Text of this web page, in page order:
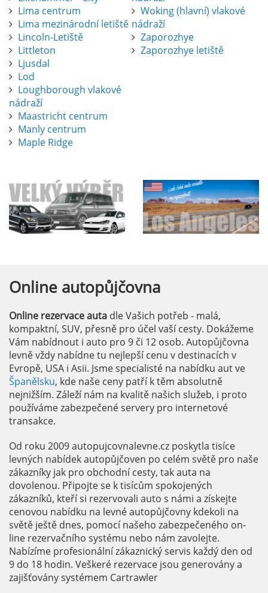
Lima centrum
Lima mezinárodní letiště
Lincoln-Letiště
Littleton
Ljusdal
Lod
Loughborough vlakové
nádraží
Maastricht centrum
Manly centrum
Maple Ridge
Woking (hlavní) vlakové
nádraží
Zaporozhye
Zaporozhye letiště
Online autopůjčovna
Online rezervace auta dle Vašich potřeb - malá,
kompaktní, SUV, přesně pro účel vaší cesty. Dokážeme
Vám nabídnout i auto pro 9 či 12 osob. Autopůjčovna
levně vždy nabídne tu nejlepší cenu v destinacích v
Evropě, USA i Asii. Jsme specialisté na nabídku aut ve
Španělsku, kde naše ceny patří k těm absolutně
nejnižším. Záleží nám na kvalitě našich služeb, i proto
používáme zabezpečené servery pro internetové
transakce.
Od roku 2009 autopujcovnalevne.cz poskytla tisíce
levných nabídek autopůjčoven po celém světě pro naše
zákazníky jak pro obchodní cesty, tak auta na
dovolenou. Připojte se k tisícům spokojených
zákazníků, kteří si rezervovali auto s námi a získejte
cenovou nabídku na levné autopůjčovny kdekoli na
světě ještě dnes, pomocí našeho zabezpečeného on-
line rezervačního systému nebo nám zavolejte.
Nabízíme profesionální zákaznický servis každý den od
9 do 18 hodin. Veškeré rezervace jsou generovány a
zajišťovány systémem Cartrawler